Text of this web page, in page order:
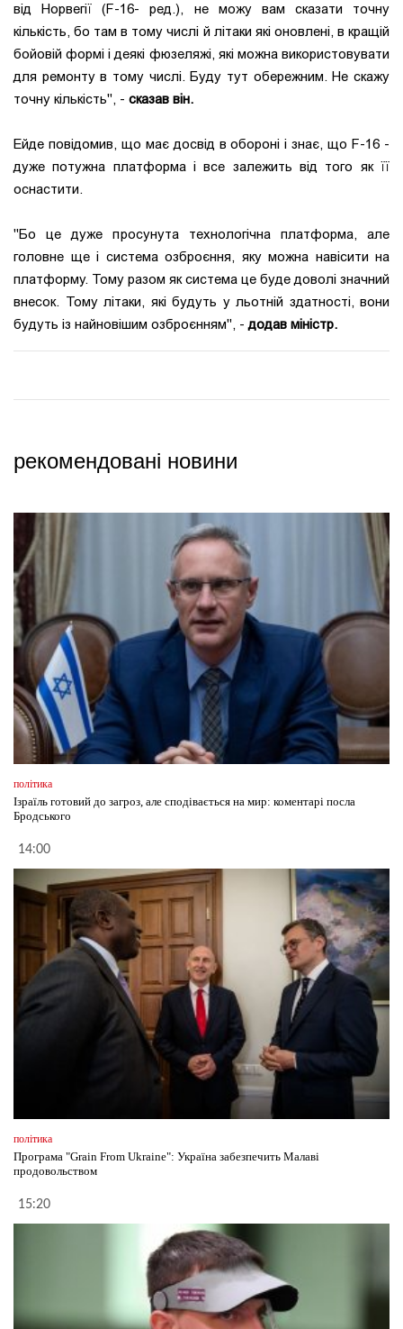
від Норвегії (F-16- ред.), не можу вам сказати точну
кількість, бо там в тому числі й літаки які оновлені, в кращій
бойовій формі і деякі фюзеляжі, які можна використовувати
для ремонту в тому числі. Буду тут обережним. Не скажу
точну кількість", - сказав він.
Ейде повідомив, що має досвід в обороні і знає, що F-16 -
дуже потужна платформа і все залежить від того як її
оснастити.
"Бо це дуже просунута технологічна платформа, але
головне ще і система озброєння, яку можна навісити на
платформу. Тому разом як система це буде доволі значний
внесок. Тому літаки, які будуть у льотній здатності, вони
будуть із найновішим озброєнням", - додав міністр.
рекомендовані новини
політика
Ізраїль готовий до загроз, але сподівається на мир: коментарі посла
Бродського
14:00
політика
Програма "Grain From Ukraine": Україна забезпечить Малаві
продовольством
15:20